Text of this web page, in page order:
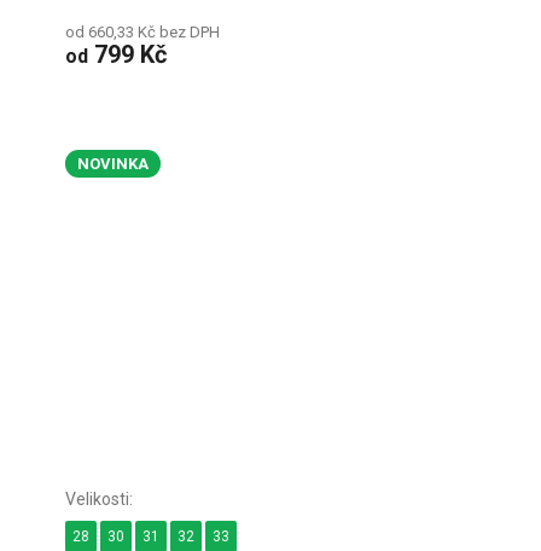
od 660,33 Kč bez DPH
od 799 Kč
NOVINKA
28 30 31 32 33